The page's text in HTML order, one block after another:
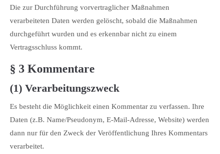
Die zur Durchführung vorvertraglicher Maßnahmen
verarbeiteten Daten werden gelöscht, sobald die Maßnahmen
durchgeführt wurden und es erkennbar nicht zu einem
Vertragsschluss kommt.
§ 3 Kommentare
(1) Verarbeitungszweck
Es besteht die Möglichkeit einen Kommentar zu verfassen. Ihre
Daten (z.B. Name/Pseudonym, E-Mail-Adresse, Website) werden
dann nur für den Zweck der Veröffentlichung Ihres Kommentars
verarbeitet.